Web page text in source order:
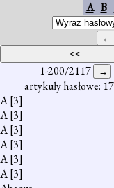
A B
1-200/2117
artykuły hasłowe:
A[3]
A[3]
A[3]
A[3]
A[3]
A[3]